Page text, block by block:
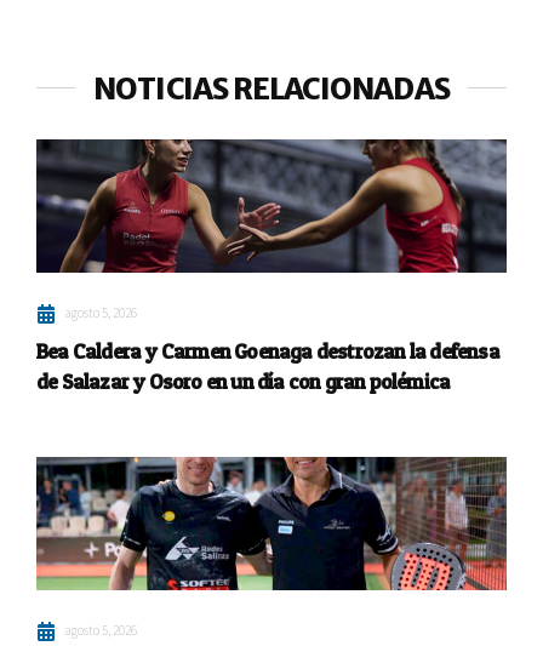
NOTICIAS RELACIONADAS
agosto 5, 2026
Bea Caldera y Carmen Goenaga destrozan la defensa
de Salazar y Osoro en un día con gran polémica
agosto 5, 2026